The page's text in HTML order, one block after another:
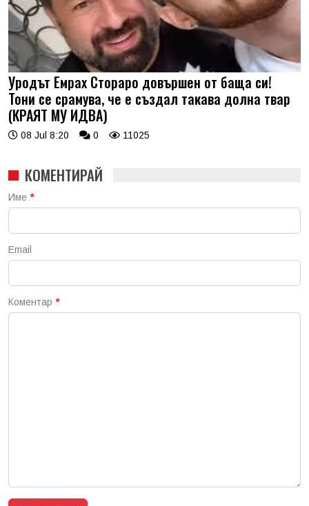
Уродът Емрах Стораро довършен от баща си!
Тони се срамува, че е създал такава долна твар
(КРАЯТ МУ ИДВА)
08 Jul 8:20 0 11025
КОМЕНТИРАЙ
Име *
Email
Коментар *